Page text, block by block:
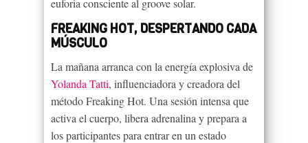
euforia consciente al groove solar.
FREAKING HOT, DESPERTANDO CADA
MÚSCULO
La mañana arranca con la energía explosiva de
Yolanda Tatti, influenciadora y creadora del
método Freaking Hot. Una sesión intensa que
activa el cuerpo, libera adrenalina y prepara a
los participantes para entrar en un estado